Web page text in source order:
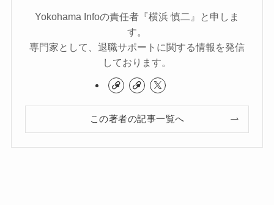
Yokohama Infoの責任者『横浜 慎二』と申しま
す。
専門家として、退職サポートに関する情報を発信
しております。
この著者の記事一覧へ